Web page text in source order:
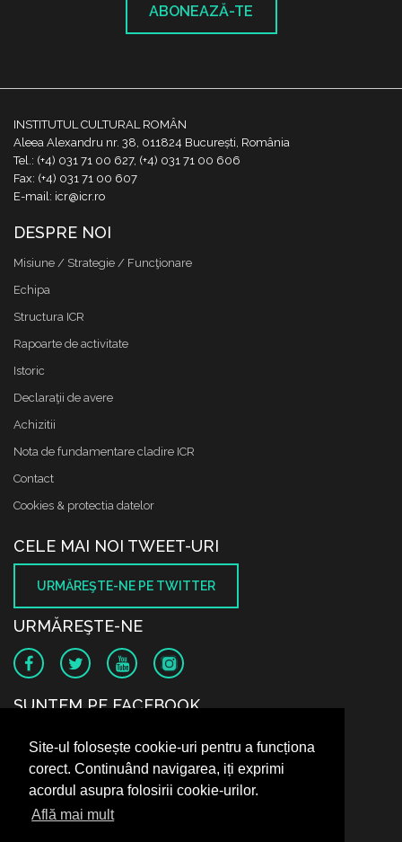
Site-ul folosește cookie-uri pentru a funcționa
corect. Continuând navigarea, iți exprimi
acordul asupra folosirii cookie-urilor.
Află mai mult
ABONEAZĂ-TE
INSTITUTUL CULTURAL ROMÂN
Aleea Alexandru nr. 38, 011824 București, România
Tel.: (+4) 031 71 00 627, (+4) 031 71 00 606
Fax: (+4) 031 71 00 607
E-mail: icr@icr.ro
DESPRE NOI
Misiune / Strategie / Funcţionare
Echipa
Structura ICR
Rapoarte de activitate
Istoric
Declaraţii de avere
Achizitii
Nota de fundamentare cladire ICR
Contact
Cookies & protectia datelor
CELE MAI NOI TWEET-URI
URMĂREŞTE-NE PE TWITTER
URMĂREŞTE-NE
SUNTEM PE FACEBOOK